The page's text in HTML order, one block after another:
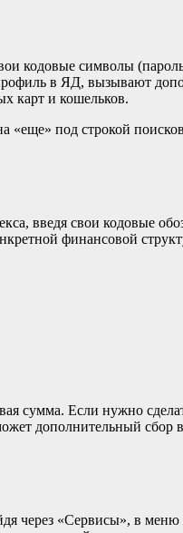
кодовые символы
в ЯД, вызывают
карт и кошельков.
под строкой
введя свои кодовые
финансовой
сумма. Если нужно
дополнительный
через «Сервисы», в